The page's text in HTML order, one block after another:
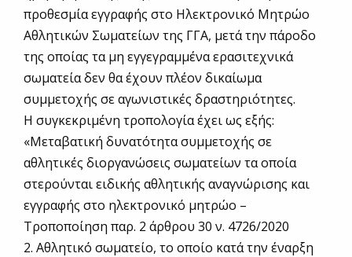
προθεσμία εγγραφής στο Ηλεκτρονικό Μητρώο
Αθλητικών Σωματείων της ΓΓΑ, μετά την πάροδο
της οποίας τα μη εγγεγραμμένα ερασιτεχνικά
σωματεία δεν θα έχουν πλέον δικαίωμα
συμμετοχής σε αγωνιστικές δραστηριότητες.
Η συγκεκριμένη τροπολογία έχει ως εξής:
«Μεταβατική δυνατότητα συμμετοχής σε
αθλητικές διοργανώσεις σωματείων τα οποία
στερούνται ειδικής αθλητικής αναγνώρισης και
εγγραφής στο ηλεκτρονικό μητρώο –
Τροποποίηση παρ. 2 άρθρου 30 ν. 4726/2020
2. Αθλητικό σωματείο, το οποίο κατά την έναρξη